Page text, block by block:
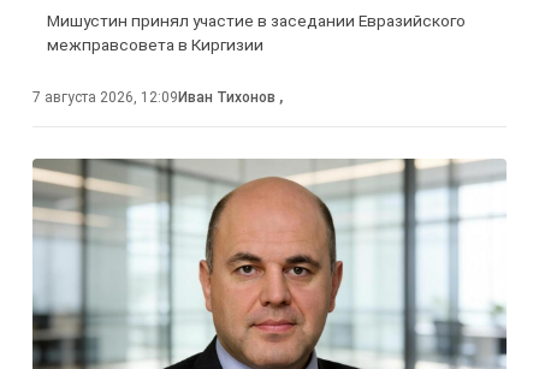
Мишустин принял участие в заседании Евразийского
межправсовета в Киргизии
7 августа 2026, 12:09 Иван Тихонов ,